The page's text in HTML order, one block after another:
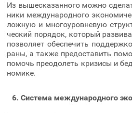
Из вышесказанного можно
ники международного
ложную и многоуровневую
ческий порядок, который
позволяет обеспечить
раны, а также предоставить
помочь преодолеть кризисы и
номике.
6. Система международного